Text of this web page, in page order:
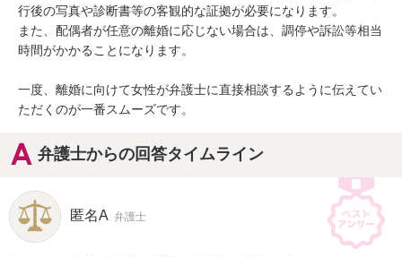
行後の写真や診断書等の客観的な証拠が必要になります。
また、配偶者が任意の離婚に応じない場合は、調停や訴訟等相当
時間がかかることになります。
一度、離婚に向けて女性が弁護士に直接相談するように伝えてい
ただくのが一番スムーズです。
弁護士からの回答タイムライン
匿名A 弁護士